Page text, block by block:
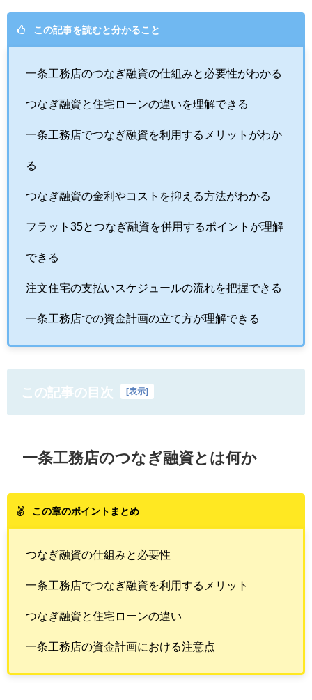
この記事を読むと分かること
一条工務店のつなぎ融資の仕組みと必要性がわかる
つなぎ融資と住宅ローンの違いを理解できる
一条工務店でつなぎ融資を利用するメリットがわか
る
つなぎ融資の金利やコストを抑える方法がわかる
フラット35とつなぎ融資を併用するポイントが理解
できる
注文住宅の支払いスケジュールの流れを把握できる
一条工務店での資金計画の立て方が理解できる
この記事の目次 [表示]
一条工務店のつなぎ融資とは何か
この章のポイントまとめ
つなぎ融資の仕組みと必要性
一条工務店でつなぎ融資を利用するメリット
つなぎ融資と住宅ローンの違い
一条工務店の資金計画における注意点